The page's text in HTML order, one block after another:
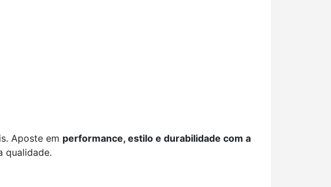
Aposte em performance, estilo e durabilidade com a
qualidade.